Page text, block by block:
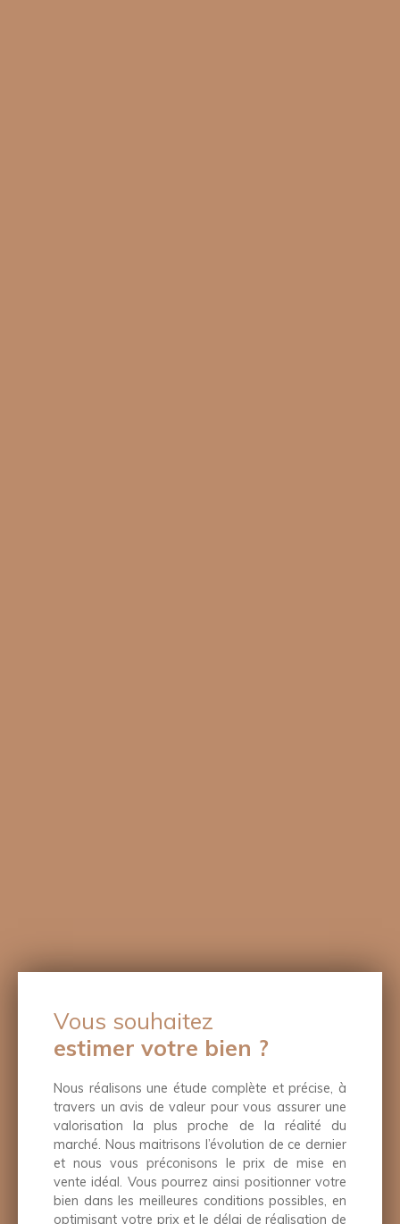
Vous souhaitez
estimer votre bien ?
Nous réalisons une étude complète et précise, à
travers un avis de valeur pour vous assurer une
valorisation la plus proche de la réalité du
marché. Nous maitrisons l’évolution de ce dernier
et nous vous préconisons le prix de mise en
vente idéal. Vous pourrez ainsi positionner votre
bien dans les meilleures conditions possibles, en
optimisant votre prix et le délai de réalisation de